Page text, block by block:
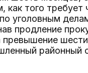
того требует
уголовным
продление
районный